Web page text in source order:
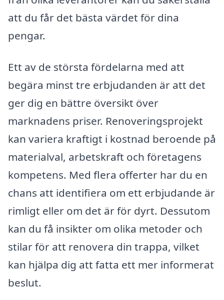
att du får det bästa värdet för dina
pengar.
Ett av de största fördelarna med att
begära minst tre erbjudanden är att det
ger dig en bättre översikt över
marknadens priser. Renoveringsprojekt
kan variera kraftigt i kostnad beroende på
materialval, arbetskraft och företagens
kompetens. Med flera offerter har du en
chans att identifiera om ett erbjudande är
rimligt eller om det är för dyrt. Dessutom
kan du få insikter om olika metoder och
stilar för att renovera din trappa, vilket
kan hjälpa dig att fatta ett mer informerat
beslut.